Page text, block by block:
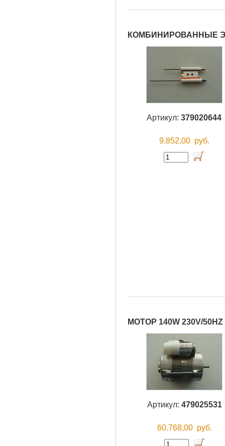
КОМБИНИРОВАННЫЕ
Артикул: 379020644
9.852,00 руб.
МОТОР 140W 230V/50HZ
Артикул: 479025531
60.768,00 руб.